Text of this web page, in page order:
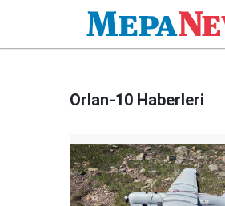
Orlan-10 Haberleri